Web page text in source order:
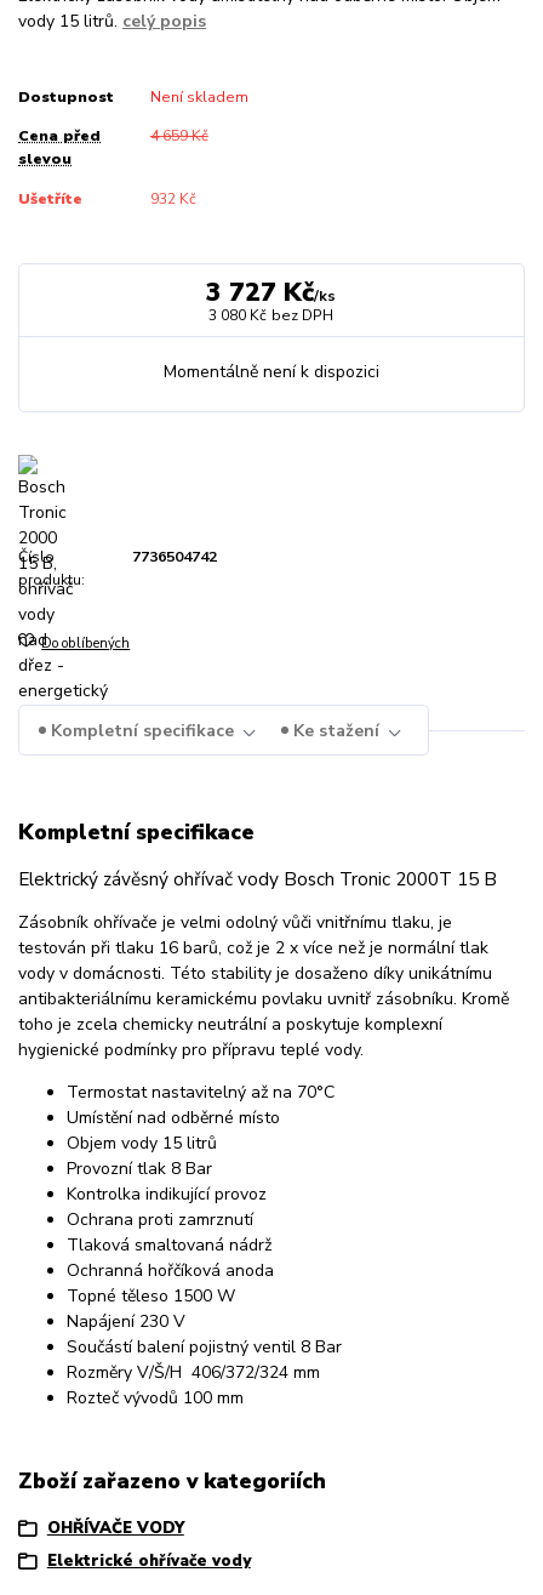
vody 15 litrů. celý popis
Dostupnost Není skladem
Cena před
slevou
4 659 Kč
Ušetříte 932 Kč
3 727 Kč/ks
3 080 Kč bez DPH
Momentálně není k dispozici
Číslo
produktu:
7736504742
Do oblíbených
Kompletní specifikace Ke stažení
Kompletní specifikace
Elektrický závěsný ohřívač vody Bosch Tronic 2000T 15 B
Zásobník ohřívače je velmi odolný vůči vnitřnímu tlaku, je
testován při tlaku 16 barů, což je 2 x více než je normální tlak
vody v domácnosti. Této stability je dosaženo díky unikátnímu
antibakteriálnímu keramickému povlaku uvnitř zásobníku. Kromě
toho je zcela chemicky neutrální a poskytuje komplexní
hygienické podmínky pro přípravu teplé vody.
Termostat nastavitelný až na 70°C
Umístění nad odběrné místo
Objem vody 15 litrů
Provozní tlak 8 Bar
Kontrolka indikující provoz
Ochrana proti zamrznutí
Tlaková smaltovaná nádrž
Ochranná hořčíková anoda
Topné těleso 1500 W
Napájení 230 V
Součástí balení pojistný ventil 8 Bar
Rozměry V/Š/H 406/372/324 mm
Rozteč vývodů 100 mm
Zboží zařazeno v kategoriích
OHŘÍVAČE VODY
Elektrické ohřívače vody